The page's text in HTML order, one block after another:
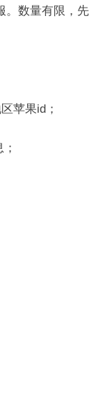
。数量有限，先
苹果id；